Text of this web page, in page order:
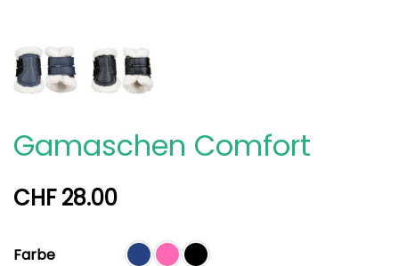
Gamaschen Comfort
CHF28.00
Farbe